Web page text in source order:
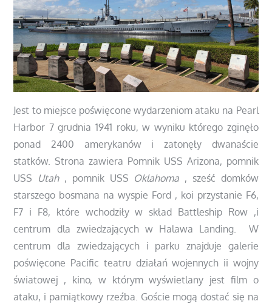
Jest to miejsce poświęcone wydarzeniom ataku na Pearl
Harbor 7 grudnia 1941 roku, w wyniku którego zginęło
ponad 2400 amerykanów i zatonęły dwanaście
statków. Strona zawiera Pomnik USS Arizona, pomnik
USS Utah , pomnik USS Oklahoma , sześć domków
starszego bosmana na wyspie Ford , koi przystanie F6,
F7 i F8, które wchodziły w skład Battleship Row ,i
centrum dla zwiedzających w Halawa Landing. W
centrum dla zwiedzających i parku znajduje galerie
poświęcone Pacific teatru działań wojennych ii wojny
światowej , kino, w którym wyświetlany jest film o
ataku, i pamiątkowy rzeźba. Goście mogą dostać się na